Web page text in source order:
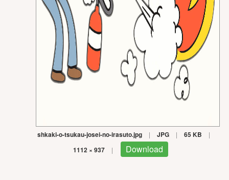
shkaki-o-tsukau-josei-no-irasuto.jpg | JPG | 65 KB |
1112 × 937 | Download